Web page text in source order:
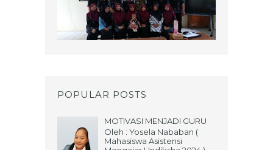
POPULAR POSTS
MOTIVASI MENJADI GURU
Oleh : Yosela Nababan (
Mahasiswa Asistensi